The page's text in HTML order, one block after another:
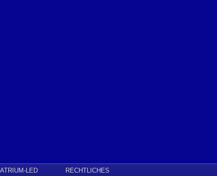
ATRIUM-LED RECHTLICHES